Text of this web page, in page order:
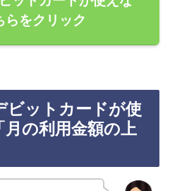
らをクリック
ビットカードが使
月の利用金額の上